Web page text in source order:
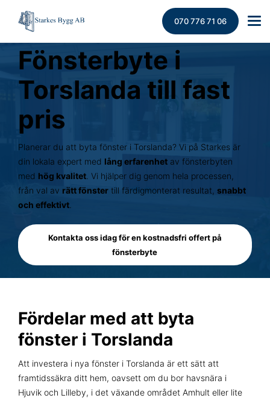
070 776 71 06
Fönsterbyte i
Torslanda till fast
pris
Planerar du att byta fönster i Torslanda? Vi på Starkes är
din lokala expert med lång erfarenhet av fönsterbyten
med hög kvalitet . Vi hjälper dig genom hela processen,
från val av rätt fönster till färdigmonterat resultat, snabbt
och effektivt
Kontakta oss idag för en kostnadsfri offert på
fönsterbyte
Fördelar med att byta
fönster i Torslanda
Att investera i nya fönster i Torslanda är ett sätt att
framtidssäkra ditt hem, oavsett om du bor havsnära i
Hjuvik och Lilleby, i det växande området Amhult eller lite